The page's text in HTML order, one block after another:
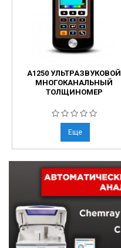
А1250 УЛЬТРАЗВУКОВОЙ
МНОГОКАНАЛЬНЫЙ
ТОЛЩИНОМЕР
Еще